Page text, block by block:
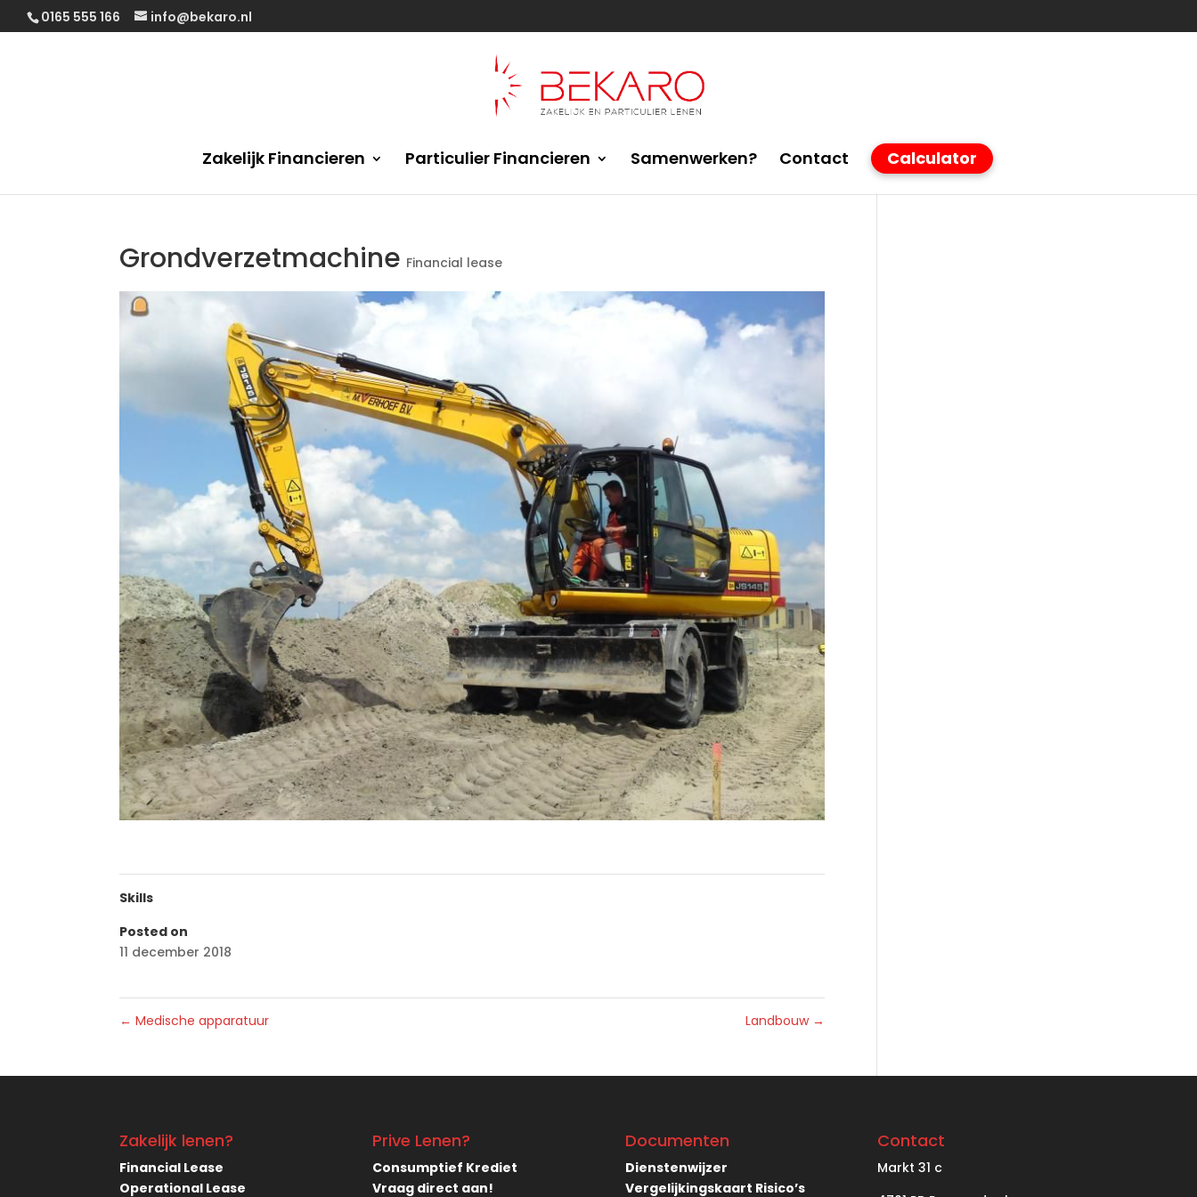
0165 555 166 info@bekaro.nl
Zakelijk Financieren Particulier Financieren Samenwerken? Contact Calculator
Grondverzetmachine Financial lease
Skills
Posted on
11 december 2018
← Medische apparatuur Landbouw →
Zakelijk lenen?
Financial Lease
Operational Lease
Prive Lenen?
Consumptief Krediet
Vraag direct aan!
Documenten
Dienstenwijzer
Vergelijkingskaart Risico’s
Contact
Markt 31 c